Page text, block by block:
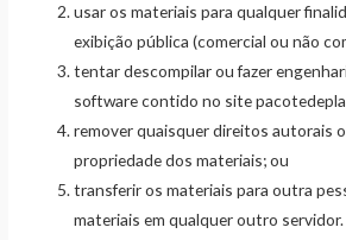
usar os materiais para qualquer
exibição pública (comercial ou não
tentar descompilar ou fazer
software contido no site
remover quaisquer direitos autorais
propriedade dos materiais; ou
transferir os materiais para outra
materiais em qualquer outro servidor.